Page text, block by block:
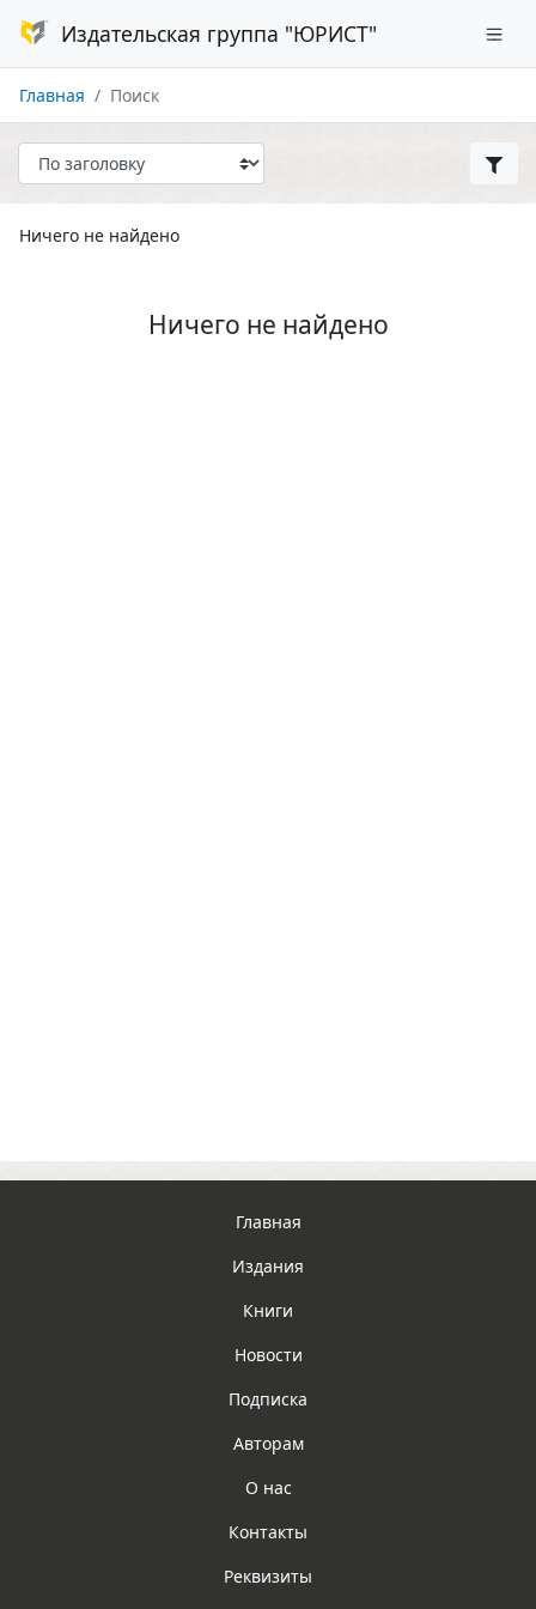
Издательская группа "ЮРИСТ"
Главная Поиск
Ничего не найдено
Ничего не найдено
Главная
Издания
Книги
Новости
Подписка
Авторам
О нас
Контакты
Реквизиты